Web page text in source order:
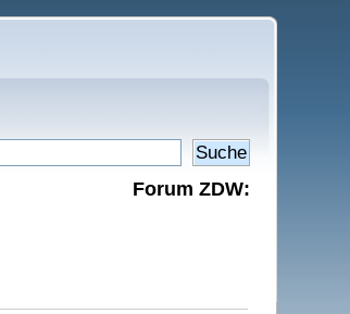
Forum ZDW: